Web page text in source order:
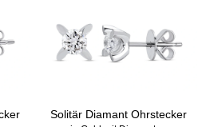
Solitär Diamant Ohrstecker